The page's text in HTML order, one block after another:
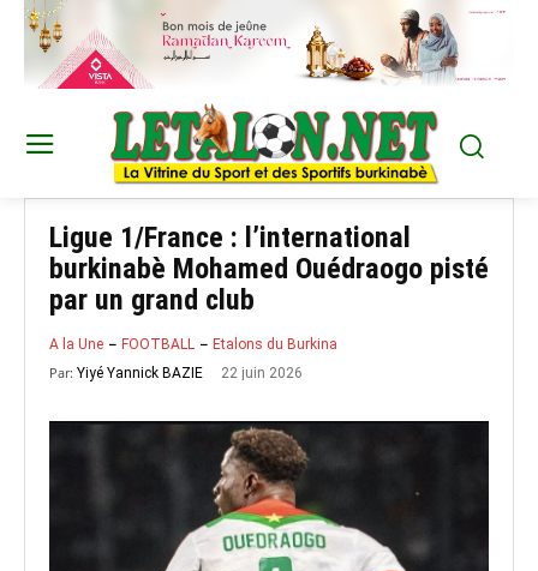
Ligue 1/France : l’international
burkinabè Mohamed Ouédraogo pisté
par un grand club
A la Une FOOTBALL Etalons du Burkina
Par: Yiyé Yannick BAZIE 22 juin 2026